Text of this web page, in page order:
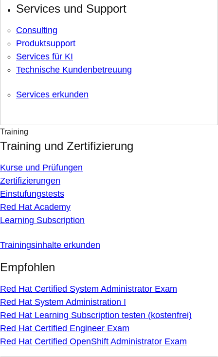
Services und Support
Consulting
Produktsupport
Services für KI
Technische Kundenbetreuung
Services erkunden
Training
Training und Zertifizierung
Kurse und Prüfungen
Zertifizierungen
Einstufungstests
Red Hat Academy
Learning Subscription
Trainingsinhalte erkunden
Empfohlen
Red Hat Certified System Administrator Exam
Red Hat System Administration I
Red Hat Learning Subscription testen (kostenfrei)
Red Hat Certified Engineer Exam
Red Hat Certified OpenShift Administrator Exam